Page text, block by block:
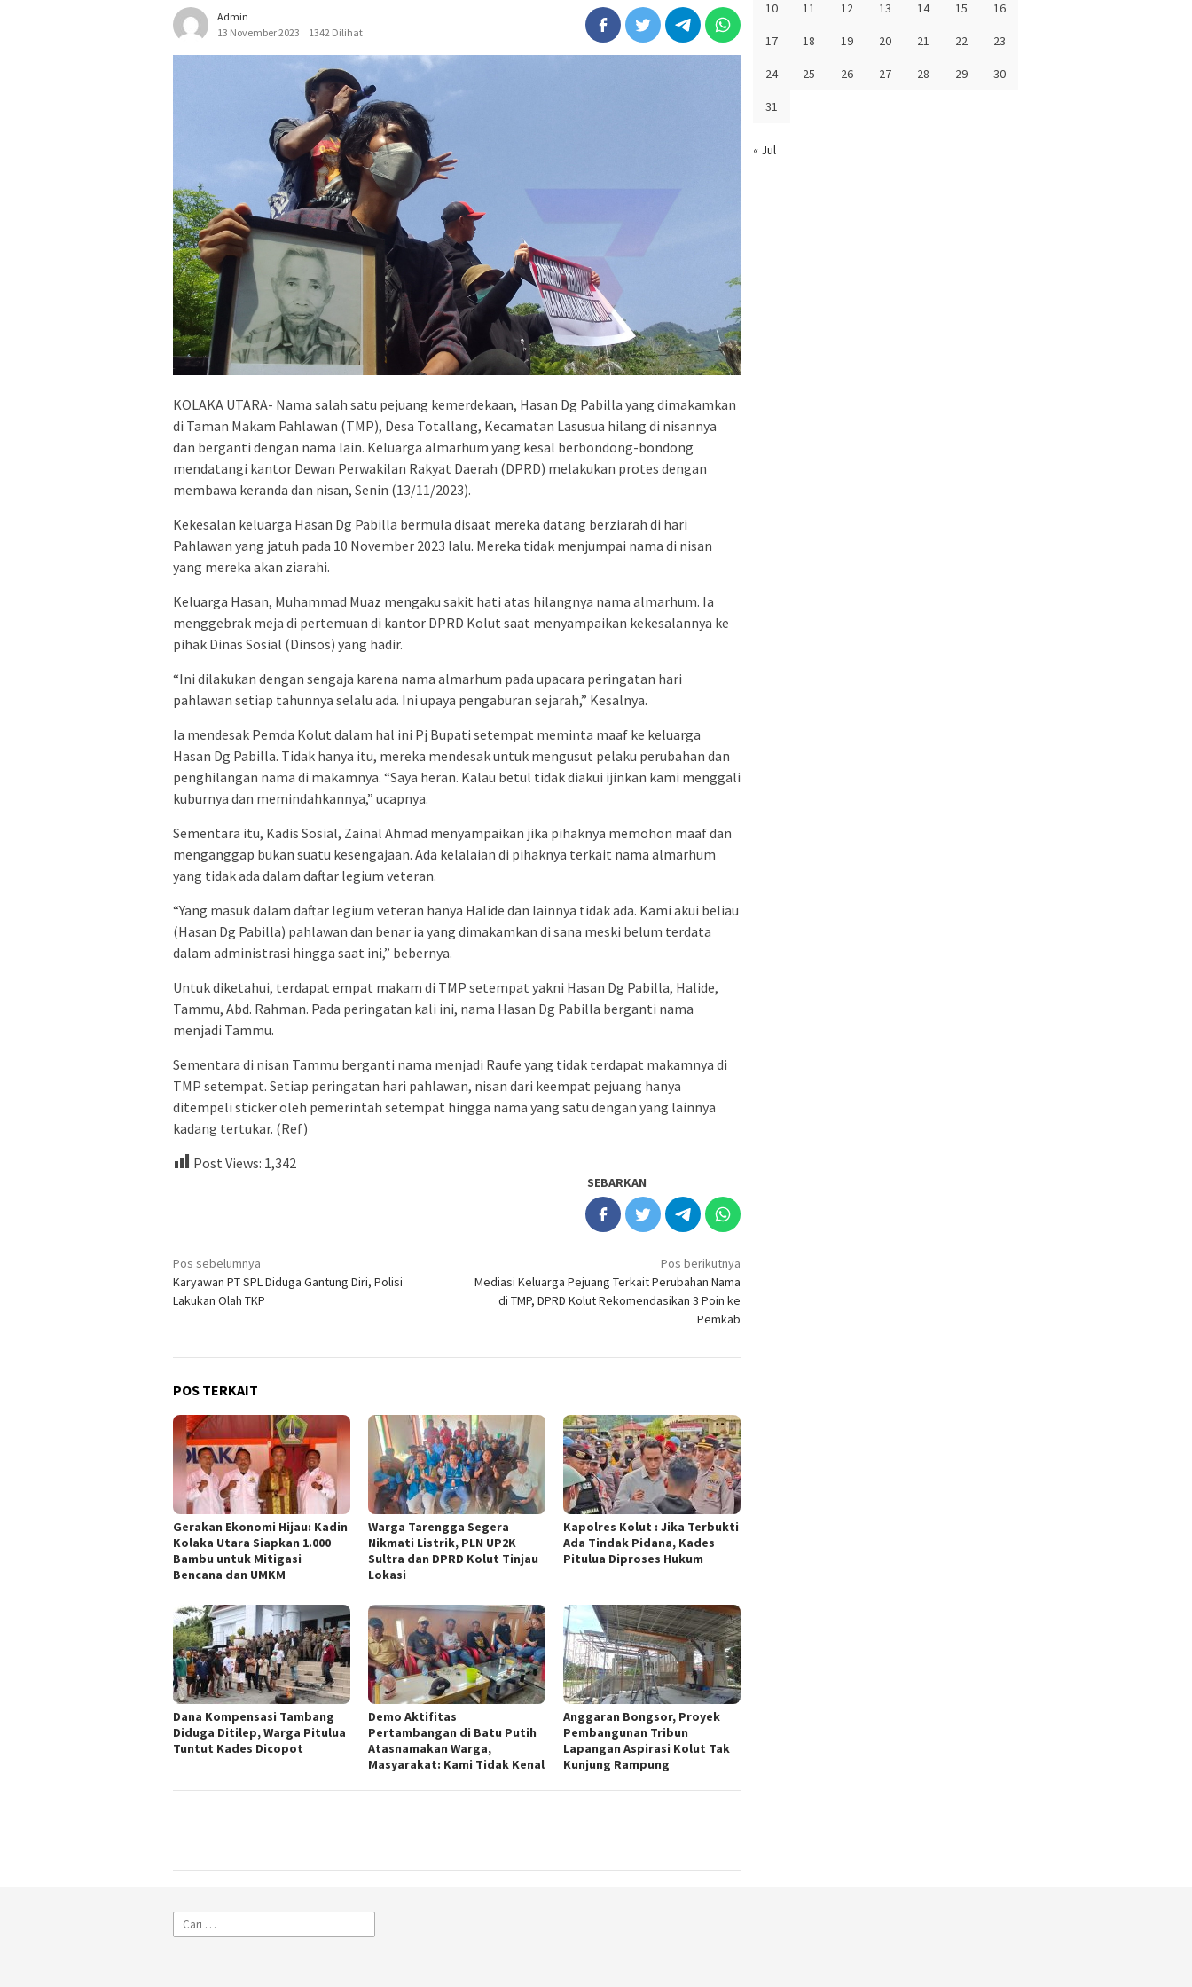
Admin
13 November 2023
1342 Dilihat
KOLAKA UTARA- Nama salah satu pejuang kemerdekaan, Hasan Dg Pabilla yang dimakamkan
di Taman Makam Pahlawan (TMP), Desa Totallang, Kecamatan Lasusua hilang di nisannya
dan berganti dengan nama lain. Keluarga almarhum yang kesal berbondong-bondong
mendatangi kantor Dewan Perwakilan Rakyat Daerah (DPRD) melakukan protes dengan
membawa keranda dan nisan, Senin (13/11/2023).
Kekesalan keluarga Hasan Dg Pabilla bermula disaat mereka datang berziarah di hari
Pahlawan yang jatuh pada 10 November 2023 lalu. Mereka tidak menjumpai nama di nisan
yang mereka akan ziarahi.
Keluarga Hasan, Muhammad Muaz mengaku sakit hati atas hilangnya nama almarhum. Ia
menggebrak meja di pertemuan di kantor DPRD Kolut saat menyampaikan kekesalannya ke
pihak Dinas Sosial (Dinsos) yang hadir.
“Ini dilakukan dengan sengaja karena nama almarhum pada upacara peringatan hari
pahlawan setiap tahunnya selalu ada. Ini upaya pengaburan sejarah,” Kesalnya.
Ia mendesak Pemda Kolut dalam hal ini Pj Bupati setempat meminta maaf ke keluarga
Hasan Dg Pabilla. Tidak hanya itu, mereka mendesak untuk mengusut pelaku perubahan dan
penghilangan nama di makamnya. “Saya heran. Kalau betul tidak diakui ijinkan kami menggali
kuburnya dan memindahkannya,” ucapnya.
Sementara itu, Kadis Sosial, Zainal Ahmad menyampaikan jika pihaknya memohon maaf dan
menganggap bukan suatu kesengajaan. Ada kelalaian di pihaknya terkait nama almarhum
yang tidak ada dalam daftar legium veteran.
“Yang masuk dalam daftar legium veteran hanya Halide dan lainnya tidak ada. Kami akui beliau
(Hasan Dg Pabilla) pahlawan dan benar ia yang dimakamkan di sana meski belum terdata
dalam administrasi hingga saat ini,” bebernya.
Untuk diketahui, terdapat empat makam di TMP setempat yakni Hasan Dg Pabilla, Halide,
Tammu, Abd. Rahman. Pada peringatan kali ini, nama Hasan Dg Pabilla berganti nama
menjadi Tammu.
Sementara di nisan Tammu berganti nama menjadi Raufe yang tidak terdapat makamnya di
TMP setempat. Setiap peringatan hari pahlawan, nisan dari keempat pejuang hanya
ditempeli sticker oleh pemerintah setempat hingga nama yang satu dengan yang lainnya
kadang tertukar. (Ref)
Post Views: 1,342
SEBARKAN
Navigasi
pos
Pos sebelumnya
Karyawan PT SPL Diduga Gantung Diri, Polisi
Lakukan Olah TKP
Pos berikutnya
Mediasi Keluarga Pejuang Terkait Perubahan Nama
di TMP, DPRD Kolut Rekomendasikan 3 Poin ke
Pemkab
POS TERKAIT
Gerakan Ekonomi Hijau: Kadin
Kolaka Utara Siapkan 1.000
Bambu untuk Mitigasi
Bencana dan UMKM
Warga Tarengga Segera
Nikmati Listrik, PLN UP2K
Sultra dan DPRD Kolut Tinjau
Lokasi
Kapolres Kolut : Jika Terbukti
Ada Tindak Pidana, Kades
Pitulua Diproses Hukum
Dana Kompensasi Tambang
Diduga Ditilep, Warga Pitulua
Tuntut Kades Dicopot
Demo Aktifitas
Pertambangan di Batu Putih
Atasnamakan Warga,
Masyarakat: Kami Tidak Kenal
Anggaran Bongsor, Proyek
Pembangunan Tribun
Lapangan Aspirasi Kolut Tak
Kunjung Rampung
10 11 12 13 14 15 16
17 18 19 20 21 22 23
24 25 26 27 28 29 30
31
« Jul
Cari
untuk: